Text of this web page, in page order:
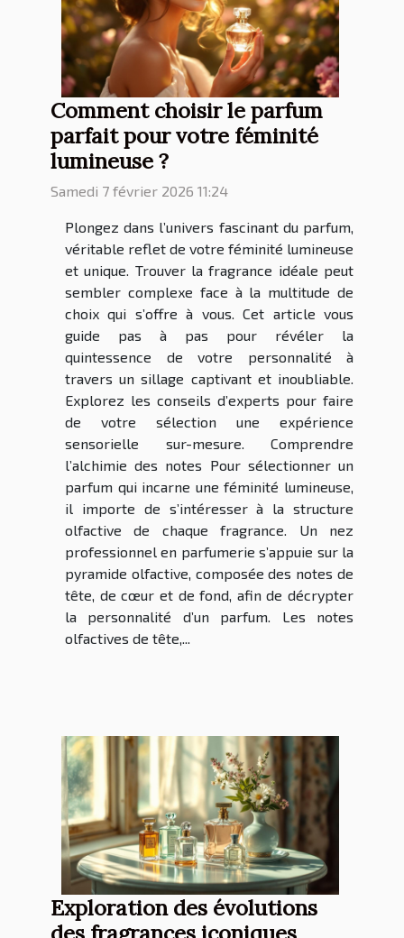
Comment choisir le parfum
parfait pour votre féminité
lumineuse ?
Samedi 7 février 2026 11:24
Plongez dans l’univers fascinant du parfum,
véritable reflet de votre féminité lumineuse
et unique. Trouver la fragrance idéale peut
sembler complexe face à la multitude de
choix qui s’offre à vous. Cet article vous
guide pas à pas pour révéler la
quintessence de votre personnalité à
travers un sillage captivant et inoubliable.
Explorez les conseils d’experts pour faire
de votre sélection une expérience
sensorielle sur-mesure. Comprendre
l’alchimie des notes Pour sélectionner un
parfum qui incarne une féminité lumineuse,
il importe de s’intéresser à la structure
olfactive de chaque fragrance. Un nez
professionnel en parfumerie s’appuie sur la
pyramide olfactive, composée des notes de
tête, de cœur et de fond, afin de décrypter
la personnalité d’un parfum. Les notes
olfactives de tête,...
Exploration des évolutions
des fragrances iconiques